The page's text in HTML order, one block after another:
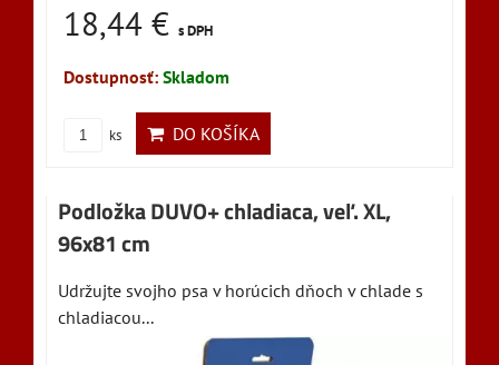
18,44 € s DPH
Dostupnosť: Skladom
ks DO KOŠÍKA
Podložka DUVO+ chladiaca, veľ. XL,
96x81 cm
Udržujte svojho psa v horúcich dňoch v chlade s
chladiacou...